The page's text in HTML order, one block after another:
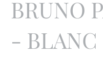
BRUNO
- BLANC